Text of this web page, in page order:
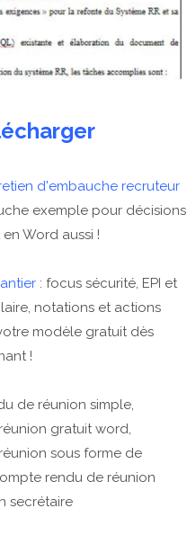
d'embauche recruteur
exemple pour décisions
Word aussi !
: focus sécurité, EPI et
notations et actions
modèle gratuit dès
!
de réunion simple,
gratuit word,
sous forme de
rendu de réunion
secrétaire